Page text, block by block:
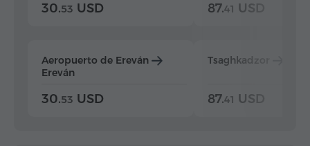
30.53 USD
Aeropuerto de Ereván
Ereván
30.53 USD
87.41 USD
Tsaghkadzor
87.41 USD